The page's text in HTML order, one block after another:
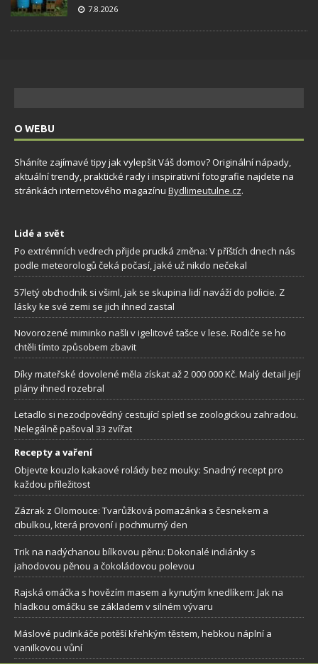
7.8.2026
O WEBU
Sháníte zajímavé tipy jak vylepšit Váš domov? Originální nápady,
aktuální trendy, praktické rady i inspirativní fotografie najdete na
stránkách internetového magazínu Bydlimeutulne.cz.
Lidé a svět
Po extrémních vedrech přijde prudká změna: V příštích dnech nás
podle meteorologů čeká počasí, jaké už nikdo nečekal
57letý obchodník si všiml, jak se skupina lidí naváží do policie. Z
lásky ke své zemi se jich ihned zastal
Novorozené miminko našli v igelitové tašce v lese. Rodiče se ho
chtěli tímto způsobem zbavit
Díky mateřské dovolené měla získat až 2 000 000 Kč. Malý detail její
plány ihned rozebral
Letadlo si nezodpovědný cestující spletl se zoologickou zahradou.
Nelegálně pašoval 33 zvířat
Recepty a vaření
Objevte kouzlo kakaové rolády bez mouky: Snadný recept pro
každou příležitost
Zázrak z Olomouce: Tvarůžková pomazánka s česnekem a
cibulkou, která provoní i pochmurný den
Trik na nadýchanou bílkovou pěnu: Dokonalé indiánky s
jahodovou pěnou a čokoládovou polevou
Rajská omáčka s hovězím masem a kynutým knedlíkem: Jak na
hladkou omáčku se základem v silném vývaru
Máslové pudinkáče potěší křehkým těstem, hebkou náplní a
vanilkovou vůní